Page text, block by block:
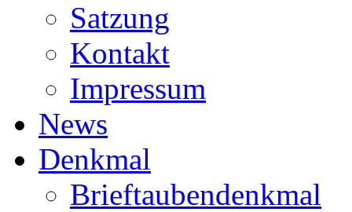
Satzung
Kontakt
Impressum
News
Denkmal
Brieftaubendenkmal